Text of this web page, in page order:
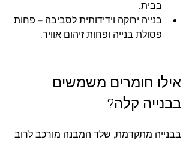
בבית.
בנייה ירוקה וידידותית לסביבה – פחות
פסולת בנייה ופחות זיהום אוויר.
אילו חומרים משמשים
בבנייה קלה?
בבנייה מתקדמת, שלד המבנה מורכב לרוב